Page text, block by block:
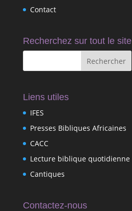
Contact
Recherchez sur tout le site
Liens utiles
IFES
Presses Bibliques Africaines
CACC
Lecture biblique quotidienne
Cantiques
Contactez-nous